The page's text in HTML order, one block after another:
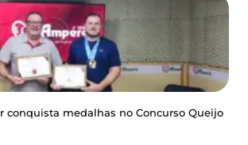
conquista medalhas no Concurso Queijo